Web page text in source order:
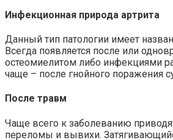
Инфекционная природа артрита
Данный тип патологии имеет
Всегда появляется после или
остеомиелитом либо инфекциями
чаще – после гнойного поражения
После травм
Чаще всего к заболеванию
переломы и вывихи.